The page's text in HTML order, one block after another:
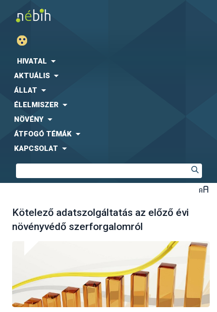
HIVATAL
AKTUÁLIS
ÁLLAT
ÉLELMISZER
NÖVÉNY
ÁTFOGÓ TÉMÁK
KAPCSOLAT
Kötelező adatszolgáltatás az előző évi
növényvédő szerforgalomról